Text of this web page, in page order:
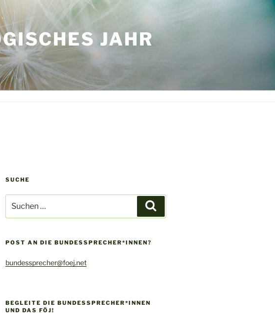
JAHR
SUCHE
nach:
POST AN DIE BUNDESSPRECHER*INNEN?
bundessprecher@foej.net
BEGLEITE DIE BUNDESSPRECHER*INNEN
UND DAS FÖJ!